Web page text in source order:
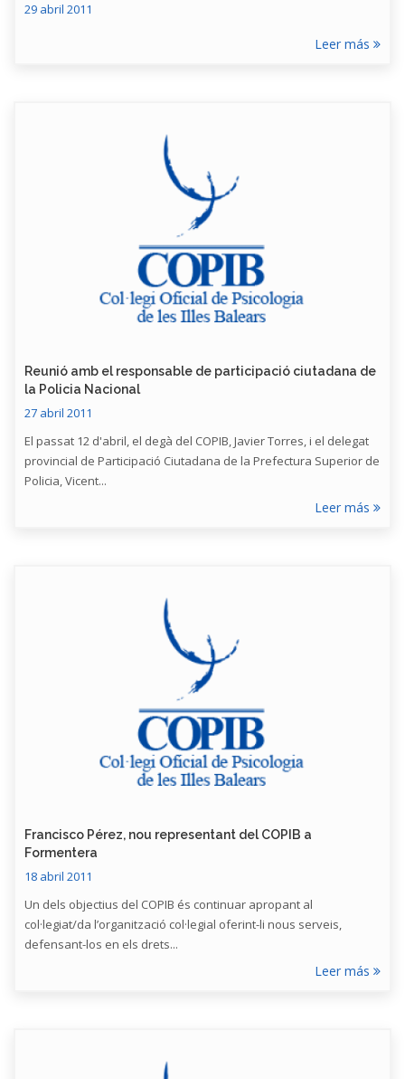
29 abril 2011
Leer más
Reunió amb el responsable de participació ciutadana de
la Policia Nacional
27 abril 2011
El passat 12 d'abril, el degà del COPIB, Javier Torres, i el delegat
provincial de Participació Ciutadana de la Prefectura Superior de
Policia, Vicent...
Leer más
Francisco Pérez, nou representant del COPIB a
Formentera
18 abril 2011
Un dels objectius del COPIB és continuar apropant al
col·legiat/da l’organització col·legial oferint-li nous serveis,
defensant-los en els drets...
Leer más